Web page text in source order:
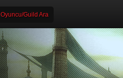
Oyuncu/Guild Ara